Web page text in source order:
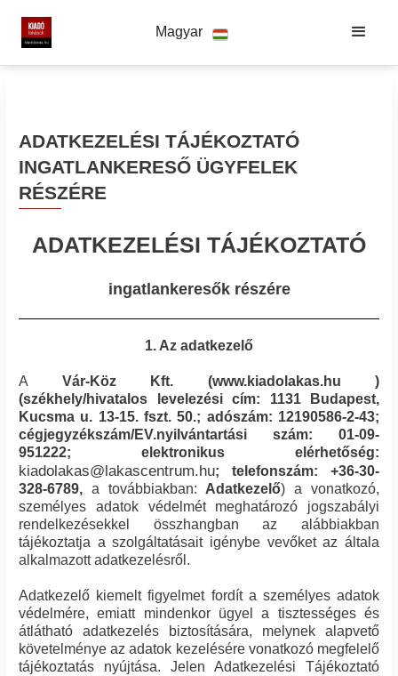
Magyar
ADATKEZELÉSI TÁJÉKOZTATÓ
INGATLANKERESŐ ÜGYFELEK
RÉSZÉRE
ADATKEZELÉSI TÁJÉKOZTATÓ
ingatlankeresők részére
1. Az adatkezelő
A Vár-Köz Kft. (www.kiadolakas.hu )
(székhely/hivatalos levelezési cím: 1131 Budapest,
Kucsma u. 13-15. fszt. 50.; adószám: 12190586-2-43;
cégjegyzékszám/EV.nyilvántartási szám: 01-09-
951222; elektronikus elérhetőség:
kiadolakas@lakascentrum.hu; telefonszám: +36-30-
328-6789, a továbbiakban: Adatkezelő) a vonatkozó,
személyes adatok védelmét meghatározó jogszabályi
rendelkezésekkel összhangban az alábbiakban
tájékoztatja a szolgáltatásait igénybe vevőket az általa
alkalmazott adatkezelésről.
Adatkezelő kiemelt figyelmet fordít a személyes adatok
védelmére, emiatt mindenkor ügyel a tisztességes és
átlátható adatkezelés biztosítására, melynek alapvető
követelménye az adatok kezelésére vonatkozó megfelelő
tájékoztatás nyújtása. Jelen Adatkezelési Tájékoztató